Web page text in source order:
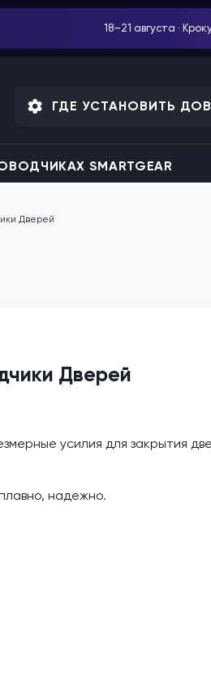
18–21 августа ·
SMARTGEAR
ГДЕ УСТАНОВИТЬ
Дверей
Дверей
усилия для закрытия
надежно.